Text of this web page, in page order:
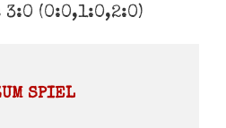
(0:0,1:0,2:0)
SPIEL